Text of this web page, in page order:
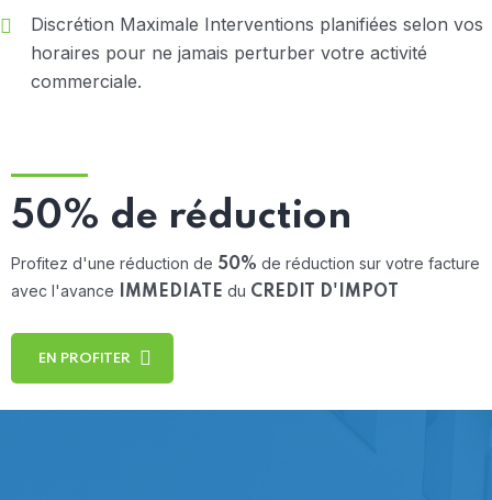
Discrétion Maximale Interventions planifiées selon vos
horaires pour ne jamais perturber votre activité
commerciale.
50% de réduction
Profitez d'une réduction de 50% de réduction sur votre facture
avec l'avance
IMMEDIATE du CREDIT D'IMPOT
EN PROFITER